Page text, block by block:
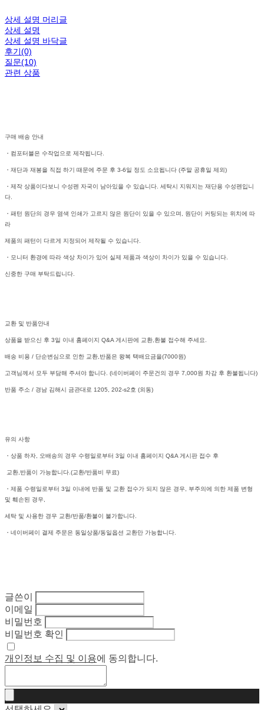
상세 설명 머리글
상세 설명
상세 설명 바닥글
후기(0)
질문(10)
관련 상품
구매 배송 안내
・컴포터블은 수작업으로 제작됩니다.
・재단과 재봉을 직접 하기 때문에 주문 후 3-6일 정도 소요됩니다 (주말 공휴일 제외)
・제작 상품이다보니 수성펜 자국이 남아있을 수 있습니다. 세탁시 지워지는 재단용 수성펜입니
다.
・패턴 원단의 경우 염색 인쇄가 고르지 않은 원단이 있을 수 있으며, 원단이 커팅되는 위치에 따
라
제품의 패턴이 다르게 지정되어 제작될 수 있습니다.
・모니터 환경에 따라 색상 차이가 있어 실제 제품과 색상이 차이가 있을 수 있습니다.
신중한 구매 부탁드립니다.
교환 및 반품안내
상품을 받으신 후 3일 이내 홈페이지 Q&A 게시판에 교환,환불 접수해 주세요.
배송 비용 / 단순변심으로 인한 교환,반품은 왕복 택배요금을(7000원)
고객님께서 모두 부담해 주셔야 합니다. (네이버페이 주문건의 경우 7,000원 차감 후 환불됩니다)
반품 주소 / 경남 김해시 금관대로 1205, 202-s2호 (외동)
유의 사항
・상품 하자, 오배송의 경우 수령일로부터 3일 이내 홈페이지 Q&A 게시판 접수 후
교환,반품이 가능합니다.(교환/반품비 무료)
・제품 수령일로부터 3일 이내에 반품 및 교환 접수가 되지 않은 경우, 부주의에 의한 제품 변형
및 훼손된 경우,
세탁 및 사용한 경우 교환/반품/환불이 불가합니다.
・네이버페이 결제 주문은 동일상품/동일옵션 교환만 가능합니다.
글쓴이
이메일
비밀번호
비밀번호 확인
개인정보 수집 및 이용에 동의합니다.